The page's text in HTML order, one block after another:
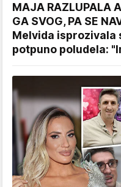
MAJA RAZLUPALA
GA SVOG, PA SE
Melvida isprozivala
potpuno poludela: